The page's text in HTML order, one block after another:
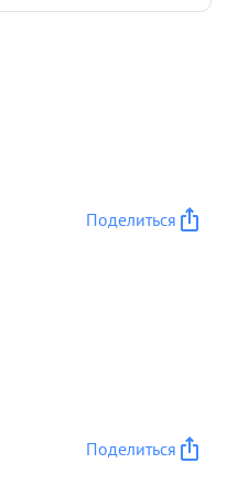
и обеспечил
4, 40 немецких солдат
заслуживает
Поделиться
Поделиться